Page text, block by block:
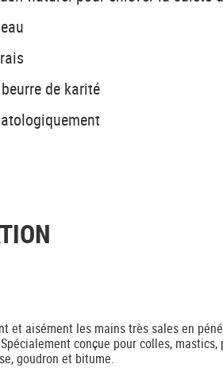
de karité
et aisément les mains très sales en
conçue pour colles,
goudron et bitume.